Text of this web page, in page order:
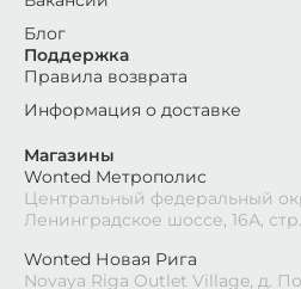
Магазины
Wonted Метрополис
Центральный федеральный
Ленинградское шоссе, 16А,
Wonted Новая Рига
Novaya Riga Outlet Village, д.
Блог
Поддержка
Правила возврата
Информация о доставке